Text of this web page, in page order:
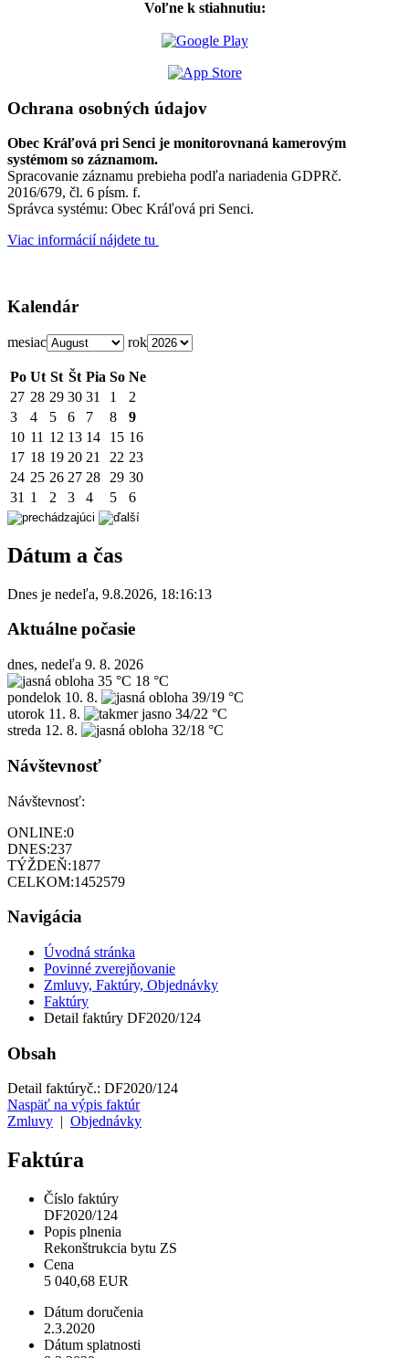
Voľne k stiahnutiu:
Ochrana osobných údajov
Obec Kráľová pri Senci je monitorovnaná kamerovým
systémom so záznamom.
Spracovanie záznamu prebieha podľa nariadenia GDPRč.
2016/679, čl. 6 písm. f.
Správca systému: Obec Kráľová pri Senci.
Viac informácií nájdete tu
Kalendár
mesiac rok
Po Ut St Št Pia So Ne
27 28 29 30 31 1
2
3
4 5 6 7 8
9
10 11 12 13 14 15 16
17 18 19 20 21 22 23
24 25 26 27 28 29 30
31 1 2 3 4 5 6
Dátum a čas
Dnes je nedeľa, 9.8.2026, 18:16:13
Aktuálne počasie
dnes, nedeľa 9. 8. 2026
35 °C 18 °C
pondelok 10. 8.
39/19 °C
utorok 11. 8.
34/22 °C
streda 12. 8. 32/18 °C
Návštevnosť
Návštevnosť:
ONLINE:0
DNES:237
TÝŽDEŇ:1877
CELKOM:1452579
Navigácia
Úvodná stránka
Povinné zverejňovanie
Zmluvy, Faktúry, Objednávky
Faktúry
Detail faktúry DF2020/124
Obsah
Detail faktúryč.: DF2020/124
Naspäť na výpis faktúr
Zmluvy
Objednávky
Faktúra
Číslo faktúry
DF2020/124
Popis plnenia
Rekonštrukcia bytu ZS
Cena
5 040,68 EUR
Dátum doručenia
2.3.2020
Dátum splatnosti